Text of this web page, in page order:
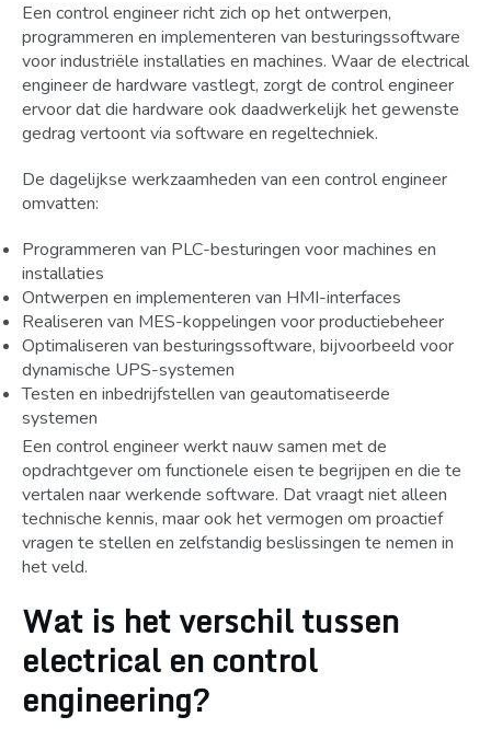
Een control engineer richt zich op het ontwerpen,
programmeren en implementeren van besturingssoftware
voor industriële installaties en machines. Waar de electrical
engineer de hardware vastlegt, zorgt de control engineer
ervoor dat die hardware ook daadwerkelijk het gewenste
gedrag vertoont via software en regeltechniek.
De dagelijkse werkzaamheden van een control engineer
omvatten:
Programmeren van PLC-besturingen voor machines en
installaties
Ontwerpen en implementeren van HMI-interfaces
Realiseren van MES-koppelingen voor productiebeheer
Optimaliseren van besturingssoftware, bijvoorbeeld voor
dynamische UPS-systemen
Testen en inbedrijfstellen van geautomatiseerde
systemen
Een control engineer werkt nauw samen met de
opdrachtgever om functionele eisen te begrijpen en die te
vertalen naar werkende software. Dat vraagt niet alleen
technische kennis, maar ook het vermogen om proactief
vragen te stellen en zelfstandig beslissingen te nemen in
het veld.
Wat is het verschil tussen
electrical en control
engineering?